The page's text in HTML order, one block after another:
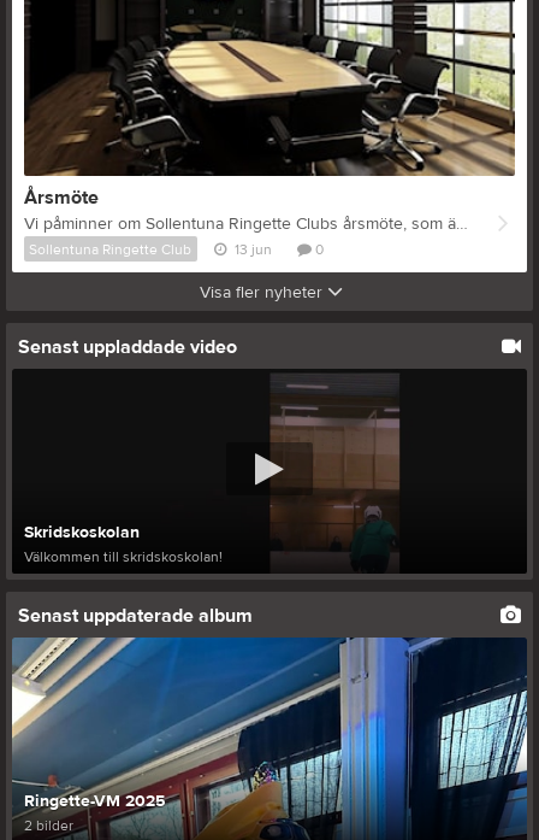
Årsmöte
Vi påminner om Sollentuna Ringette Clubs årsmöte, som äger rum på måndag den 15 juni 2026 kl. 19.00, på Sollentunavallen (Kajsarummet). Dagordning och övriga handlingar till årsmötet (verksamhetsberättelse, årsredovisning/årsbokslut, revisorernas berättelser, verksamhetsplan med budget) finns tillgängliga på klubbens hemsida för inloggade medlemmar. Väl mött! /Styrelsen
Sollentuna Ringette Club 13 jun 0
Visa fler nyheter
Senast uppladdade video
Skridskoskolan
Välkommen till skridskoskolan!
Senast uppdaterade album
Ringette-VM 2025
2 bilder